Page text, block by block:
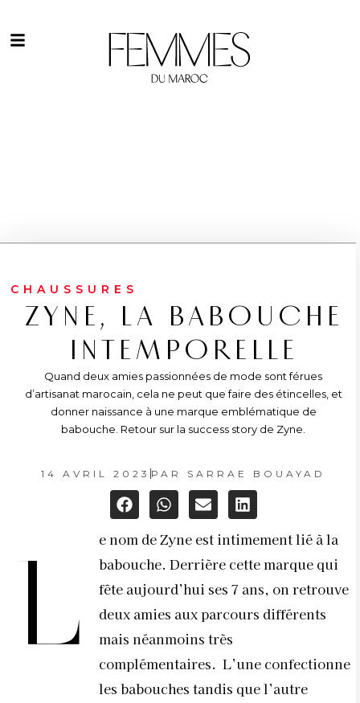
CHAUSSURES
ZYNE, LA BABOUCHE
INTEMPORELLE
Quand deux amies passionnées de mode sont férues
d’artisanat marocain, cela ne peut que faire des étincelles, et
donner naissance à une marque emblématique de
babouche. Retour sur la success story de Zyne.
14 AVRIL 2023 PAR SARRAE BOUAYAD
L
e nom de Zyne est intimement lié à la
babouche. Derrière cette marque qui
fête aujourd’hui ses 7 ans, on retrouve
deux amies aux parcours différents
mais néanmoins très
complémentaires. L’une confectionne
les babouches tandis que l’autre